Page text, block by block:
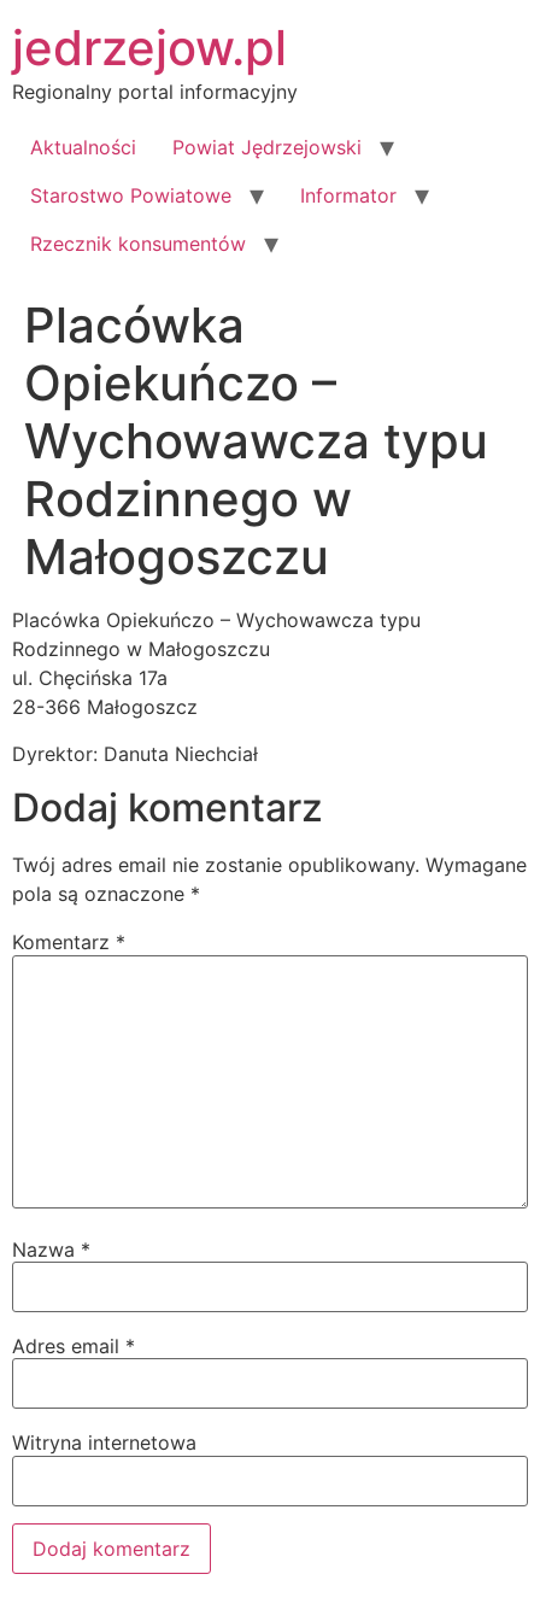
do
treści
jedrzejow.pl
Regionalny portal informacyjny
Aktualności
Powiat Jędrzejowski
Starostwo Powiatowe
Informator
Rzecznik konsumentów
Placówka
Opiekuńczo –
Wychowawcza typu
Rodzinnego w
Małogoszczu
Placówka Opiekuńczo – Wychowawcza typu
Rodzinnego w Małogoszczu
ul. Chęcińska 17a
28-366 Małogoszcz
Dyrektor: Danuta Niechciał
Dodaj komentarz
Twój adres email nie zostanie opublikowany. Wymagane
pola są oznaczone *
Komentarz *
Nazwa *
Adres email *
Witryna internetowa